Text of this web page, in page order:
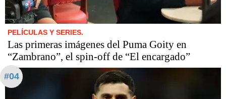
PELÍCULAS Y SERIES.
Las primeras imágenes del Puma Goity en
“Zambrano”, el spin-off de “El encargado”
#04